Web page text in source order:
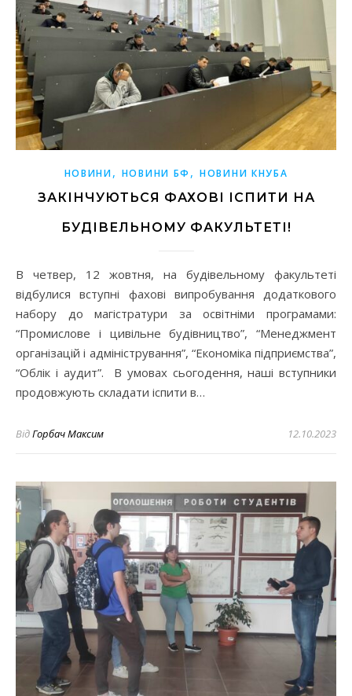
НОВИНИ, НОВИНИ БФ ,НОВИНИ КНУБА
ЗАКІНЧУЮТЬСЯ ФАХОВІ ІСПИТИ НА
БУДІВЕЛЬНОМУ ФАКУЛЬТЕТІ!
В четвер, 12 жовтня, на будівельному факультеті
відбулися вступні фахові випробування додаткового
набору до магістратури за освітніми програмами:
“Промислове і цивільне будівництво”, “Менеджмент
організацій і адміністрування”, “Економіка підприємства”,
“Облік і аудит”. В умовах сьогодення, наші вступники
продовжують складати іспити в…
ВідГорбач Максим 12.10.2023